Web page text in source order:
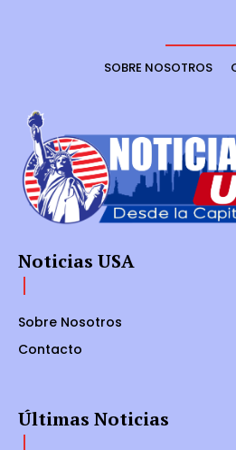
SOBRE NOSOTROS
Noticias USA
Sobre Nosotros
Contacto
Últimas Noticias